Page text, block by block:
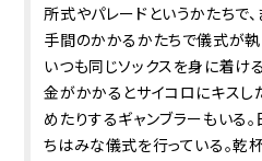
所式やパレードというかたちで
手間のかかるかたちで儀式が
いつも同じソックスを身に着け
金がかかるとサイコロにキスし
めたりするギャンブラーもいる
ちはみな儀式を行っている。乾